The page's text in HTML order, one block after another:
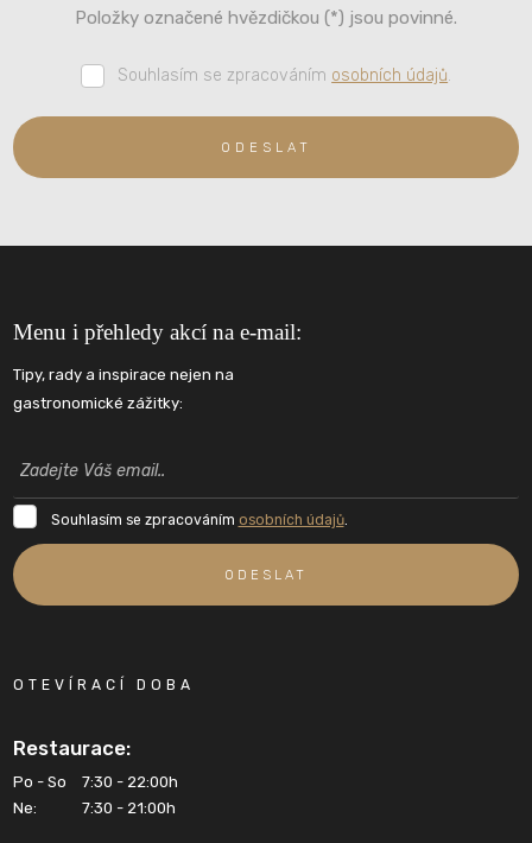
Položky označené hvězdičkou (*) jsou povinné.
Souhlasím
zpracováním
Souhlasím se zpracováním osobních údajů.
ODESLAT
odeslat.
Menu i přehledy akcí na e-mail:
Tipy, rady a inspirace nejen na
gastronomické zážitky:
Souhlasím
zpracováním
osobních
údajů
Souhlasím se zpracováním osobních údajů.
ODESLAT
nepodařilo
OTEVÍRACÍ DOBA
Restaurace:
Po - So
7:30 - 22:00h
Ne:
7:30 - 21:00h